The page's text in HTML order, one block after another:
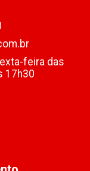
feira das
17h30